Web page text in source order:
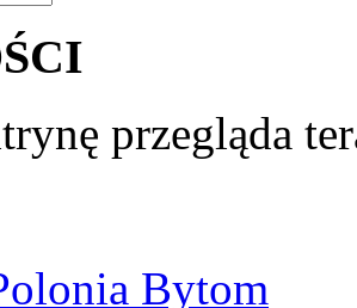
przegląda
Bytom